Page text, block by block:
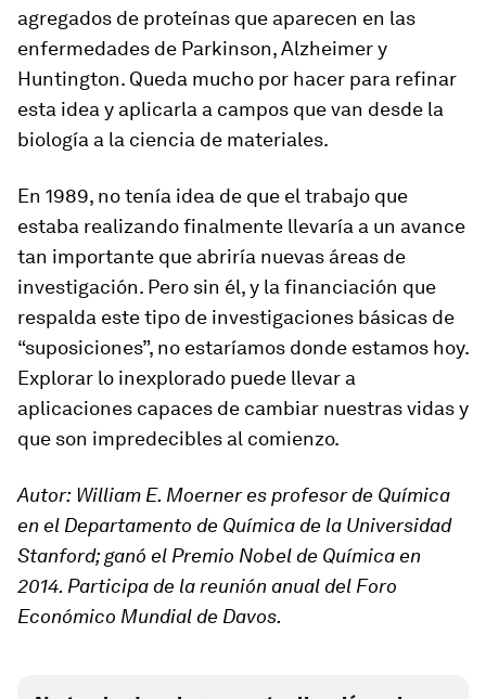
agregados de proteínas que aparecen en las
enfermedades de Parkinson, Alzheimer y
Huntington. Queda mucho por hacer para refinar
esta idea y aplicarla a campos que van desde la
biología a la ciencia de materiales.
En 1989, no tenía idea de que el trabajo que
estaba realizando finalmente llevaría a un avance
tan importante que abriría nuevas áreas de
investigación. Pero sin él, y la financiación que
respalda este tipo de investigaciones básicas de
“suposiciones”, no estaríamos donde estamos hoy.
Explorar lo inexplorado puede llevar a
aplicaciones capaces de cambiar nuestras vidas y
que son impredecibles al comienzo.
Autor: William E. Moerner es profesor de Química
en el Departamento de Química de la Universidad
Stanford; ganó el Premio Nobel de Química en
2014. Participa de la reunión anual del Foro
Económico Mundial de Davos.